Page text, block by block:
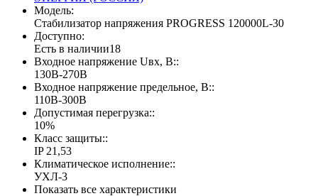
Модель:
Стабилизатор напряжения PROGRESS 120000L-30
Доступно:
Есть в наличии18
Входное напряжение Uвх, В::
130В-270В
Входное напряжение предельное, В::
110В-300В
Допустимая перегрузка::
10%
Класс защиты::
IP 21,53
Климатическое исполнение::
УХЛ-3
Показать все характеристики